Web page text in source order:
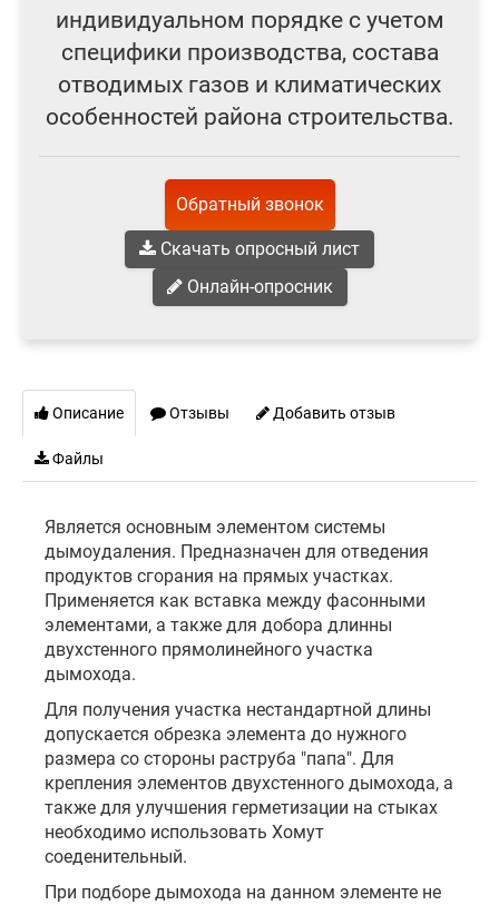
индивидуальном порядке с учетом
специфики производства, состава
отводимых газов и климатических
особенностей района строительства.
Обратный звонок
Скачать опросный лист
Онлайн-опросник
Описание Отзывы Добавить отзыв
Файлы
Является основным элементом системы
дымоудаления. Предназначен для отведения
продуктов сгорания на прямых участках.
Применяется как вставка между фасонными
элементами, а также для добора длинны
двухстенного прямолинейного участка
дымохода.
Для получения участка нестандартной длины
допускается обрезка элемента до нужного
размера со стороны раструба "папа". Для
крепления элементов двухстенного дымохода, а
также для улучшения герметизации на стыках
необходимо использовать Хомут
соеденительный.
При подборе дымохода на данном элементе не